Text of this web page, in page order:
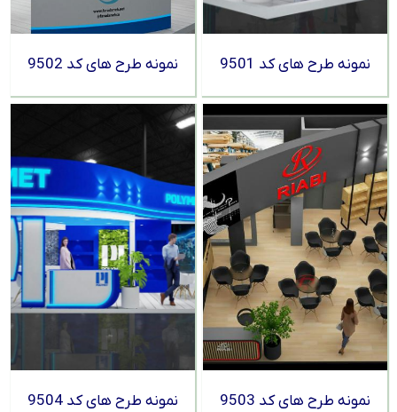
نمونه طرح های کد 9501 نمونه طرح های کد 9502
نمونه طرح های کد 9503 نمونه طرح های کد 9504